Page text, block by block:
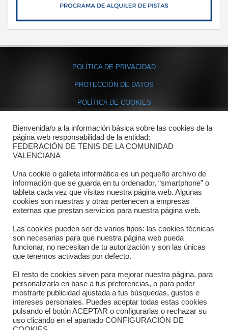
POLÍTICA DE PRIVACIDAD
PROTECCIÓN DE DATOS
POLÍTICA DE COOKIES
Contacto
Dónde estamos
Directorio departamentos
Horario
Formulario de contacto
Copyright © 2025 FTCV
Bienvenida/o a la información básica sobre las cookies de la
página web responsabilidad de la entidad:
FEDERACIÓN DE TENIS DE LA COMUNIDAD
VALENCIANA
Una cookie o galleta informática es un pequeño archivo de
información que se guarda en tu ordenador, “smartphone” o
tableta cada vez que visitas nuestra página web. Algunas
cookies son nuestras y otras pertenecen a empresas
externas que prestan servicios para nuestra página web.
Las cookies pueden ser de varios tipos: las cookies técnicas
son necesarias para que nuestra página web pueda
funcionar, no necesitan de tu autorización y son las únicas
que tenemos activadas por defecto.
El resto de cookies sirven para mejorar nuestra página, para
personalizarla en base a tus preferencias, o para poder
mostrarte publicidad ajustada a tus búsquedas, gustos e
intereses personales. Puedes aceptar todas estas cookies
pulsando el botón ACEPTAR o configurarlas o rechazar su
uso clicando en el apartado CONFIGURACIÓN DE